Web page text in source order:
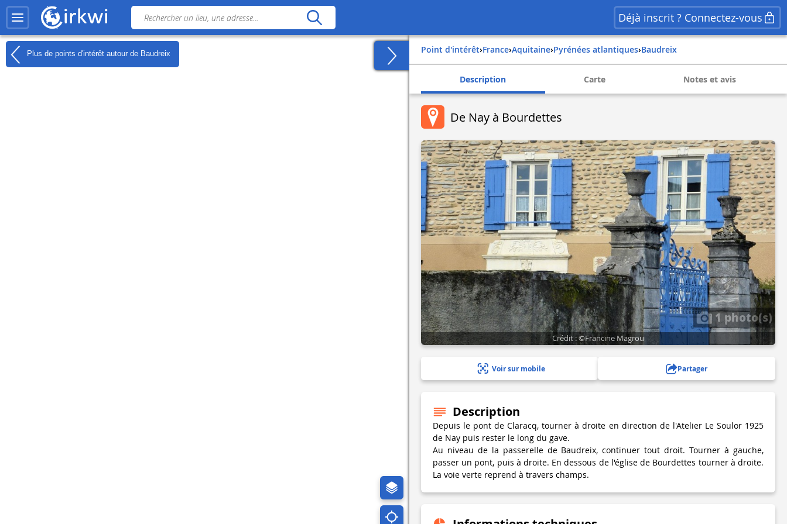
Déjà inscrit ? Connectez-vous
Plus de points d'intérêt autour de Baudreix Point d'intérêt› france› aquitaine› pyrénées atlantiques› baudreix
Description Carte Notes et avis
De Nay à Bourdettes
1 photo(s)
Crédit : ©Francine Magrou
Voir sur mobile Partager
Description
Depuis le pont de Claracq, tourner à droite en direction de l'Atelier Le Soulor 1925
de Nay puis rester le long du gave.
Au niveau de la passerelle de Baudreix, continuer tout droit. Tourner à gauche,
passer un pont, puis à droite. En dessous de l'église de Bourdettes tourner à droite.
La voie verte reprend à travers champs.